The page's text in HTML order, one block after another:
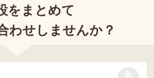
をまとめて
わせしませんか？